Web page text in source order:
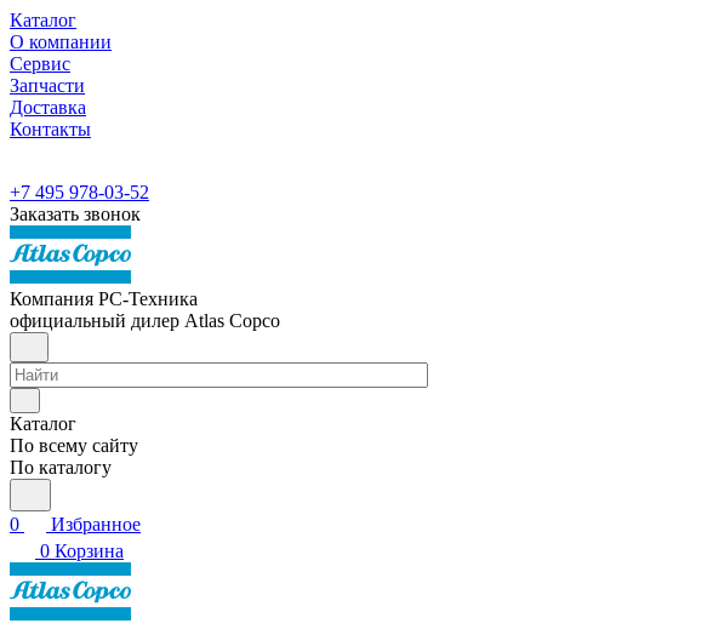
Каталог
О компании
Сервис
Запчасти
Доставка
Контакты
+7 495 978-03-52
Заказать звонок
Компания РС-Техника
официальный дилер Atlas Copco
Каталог
По всему сайту
По каталогу
0
Избранное
0 Корзина